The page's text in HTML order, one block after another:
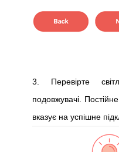
3. Перевірте
подовжувачі.
вказує на успішне